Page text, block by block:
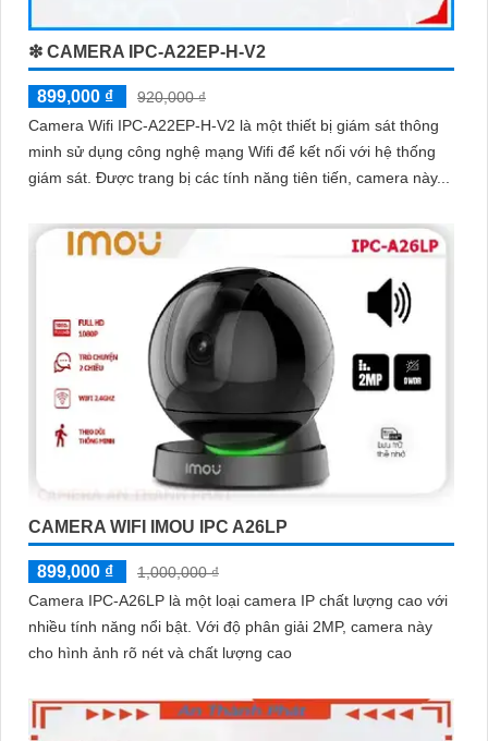
❇ CAMERA IPC-A22EP-H-V2
899,000 ₫
920,000 ₫
Camera Wifi IPC-A22EP-H-V2 là một thiết bị giám sát thông
minh sử dụng công nghệ mạng Wifi để kết nối với hệ thống
giám sát. Được trang bị các tính năng tiên tiến, camera này...
CAMERA WIFI IMOU IPC A26LP
899,000 ₫
1,000,000 ₫
Camera IPC-A26LP là một loại camera IP chất lượng cao với
nhiều tính năng nổi bật. Với độ phân giải 2MP, camera này
cho hình ảnh rõ nét và chất lượng cao